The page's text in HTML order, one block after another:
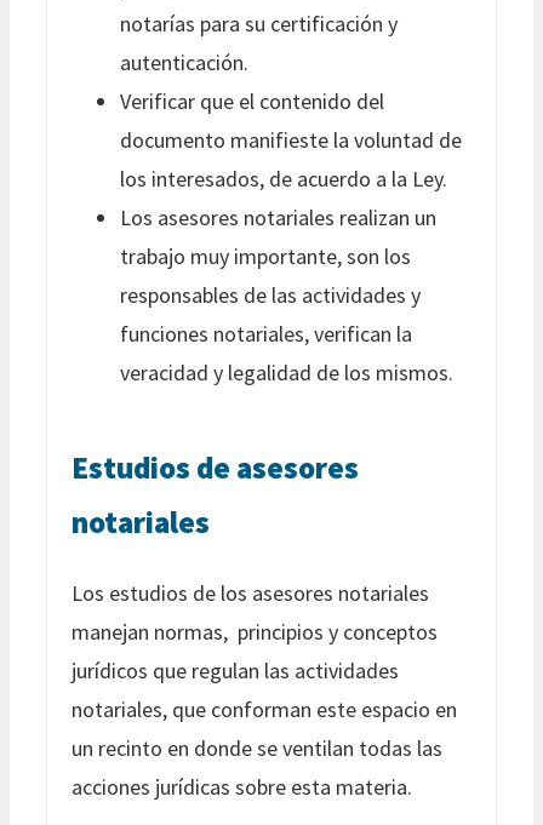
notarías para su certificación y
autenticación.
Verificar que el contenido del
documento manifieste la voluntad de
los interesados, de acuerdo a la Ley.
Los asesores notariales realizan un
trabajo muy importante, son los
responsables de las actividades y
funciones notariales, verifican la
veracidad y legalidad de los mismos.
Estudios de asesores
notariales
Los estudios de los asesores notariales
manejan normas, principios y conceptos
jurídicos que regulan las actividades
notariales, que conforman este espacio en
un recinto en donde se ventilan todas las
acciones jurídicas sobre esta materia.